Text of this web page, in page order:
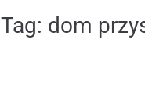
Tag: dom